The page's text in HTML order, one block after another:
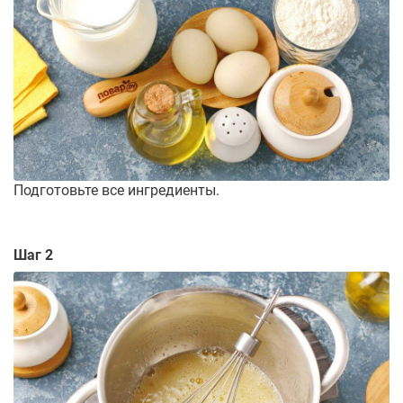
Подготовьте все ингредиенты.
Шаг 2